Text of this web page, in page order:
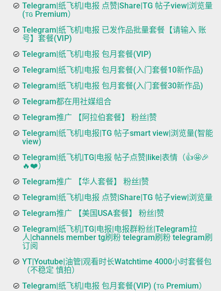
Telegram|纸飞机|电报 点赞|Share|TG 帖子view|浏览量
(ᴛɢ Premium）
Telegram|纸飞机|电报 已发作品批量套餐【请输入 账
号】套餐(VIP)
Telegram|纸飞机|电报 包月套餐(VIP)
Telegram|纸飞机|电报 包月套餐(入门套餐10新作品)
Telegram|纸飞机|电报 包月套餐(入门套餐30新作品)
Telegram都在用社媒组合
Telegram推广 【阿拉伯套餐】 粉丝|赞
Telegram|纸飞机|电报|TG 帖子smart view|浏览量(智能
view)
Telegram|纸飞机|TG|电报 帖子点赞|like|表情（👍🤩🎉
🔥❤️）
Telegram推广 【华人套餐】 粉丝|赞
Telegram|纸飞机|电报 点赞|Share|TG 帖子view|浏览量
Telegram推广 【美国USA套餐】 粉丝|赞
Telegram|纸飞机|TG|电报|电报群粉丝|Telegram拉
人|channels member tg刷粉 telegram刷粉 telegram刷
订阅
YT|Youtube|油管|观看时长Watchtime 4000小时套餐包
（不稳定 慎拍）
Telegram|纸飞机|电报 包月套餐(VIP) (ᴛɢ Premium）